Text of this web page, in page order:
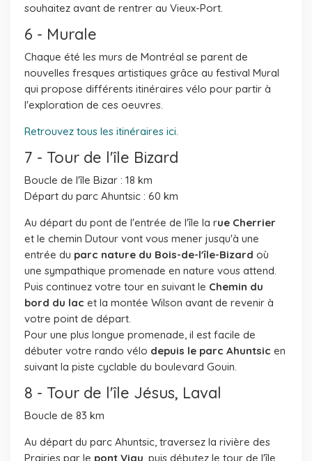
souhaitez avant de rentrer au Vieux-Port.
6 - Murale
Chaque été les murs de Montréal se parent de
nouvelles fresques artistiques grâce au festival Mural
qui propose différents itinéraires vélo pour partir à
l'exploration de ces oeuvres.
Retrouvez tous les itinéraires ici.
7 - Tour de l'île Bizard
Boucle de l'île Bizar : 18 km
Départ du parc Ahuntsic : 60 km
Au départ du pont de l'entrée de l'île la rue Cherrier
et le chemin Dutour vont vous mener jusqu'à une
entrée du parc nature du Bois-de-l'île-Bizard où
une sympathique promenade en nature vous attend.
Puis continuez votre tour en suivant le Chemin du
bord du lac et la montée Wilson avant de revenir à
votre point de départ.
Pour une plus longue promenade, il est facile de
débuter votre rando vélo depuis le parc Ahuntsic en
suivant la piste cyclable du boulevard Gouin.
8 - Tour de l'île Jésus, Laval
Boucle de 83 km
Au départ du parc Ahuntsic, traversez la rivière des
Prairies par le pont Viau , puis débutez le tour de l'île